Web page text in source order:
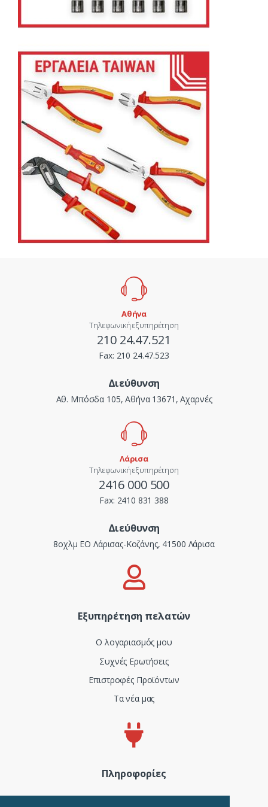
Αθήνα
Τηλεφωνική εξυπηρέτηση
210 24.47.521
Fax: 210 24.47.523
Διεύθυνση
Αθ. Μπόσδα 105, Αθήνα 13671, Αχαρνές
Λάρισα
Τηλεφωνική εξυπηρέτηση
2416 000 500
Fax: 2410 831 388
Διεύθυνση
8οχλμ ΕΟ Λάρισας-Κοζάνης, 41500 Λάρισα
Εξυπηρέτηση πελατών
Ο λογαριασμός μου
Συχνές Ερωτήσεις
Επιστροφές Προϊόντων
Τα νέα μας
Πληροφορίες